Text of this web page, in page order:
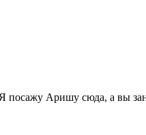
посажу Аришу сюда, а вы